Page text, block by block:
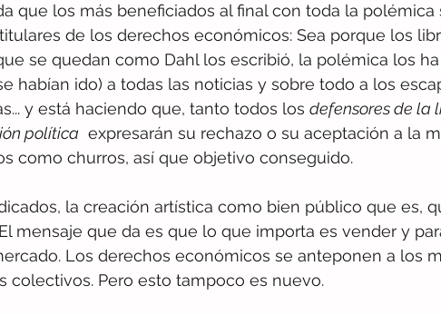
que los más beneficiados al final con toda la polémica
de los derechos económicos: Sea porque los
se quedan como Dahl los escribió, la polémica los
habían ido) a todas las noticias y sobre todo a los
y está haciendo que, tanto todos los defensores de la
política
expresarán su rechazo o su aceptación a la
como churros, así que objetivo conseguido.
la creación artística como bien público que es,
mensaje que da es que lo que importa es vender y
Los derechos económicos se anteponen a los
colectivos. Pero esto tampoco es nuevo.